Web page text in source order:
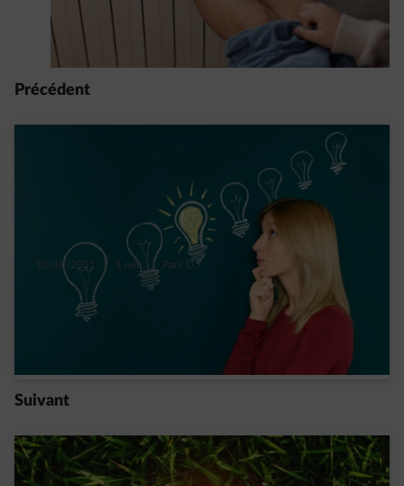
Précédent
10/10/2021 1 min. | Paul D.
Les causes d’une augmentation de votre
consommation d’énergie
Suivant